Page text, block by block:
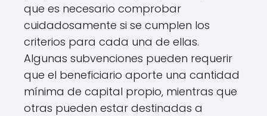
que es necesario comprobar
cuidadosamente si se cumplen los
criterios para cada una de ellas.
Algunas subvenciones pueden requerir
que el beneficiario aporte una cantidad
mínima de capital propio, mientras que
otras pueden estar destinadas a